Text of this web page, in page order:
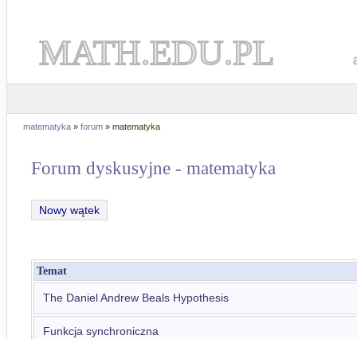
MATH.EDU.PL
matematyka » forum » matematyka
Forum dyskusyjne - matematyka
Nowy wątek
Temat
The Daniel Andrew Beals Hypothesis
Funkcja synchroniczna